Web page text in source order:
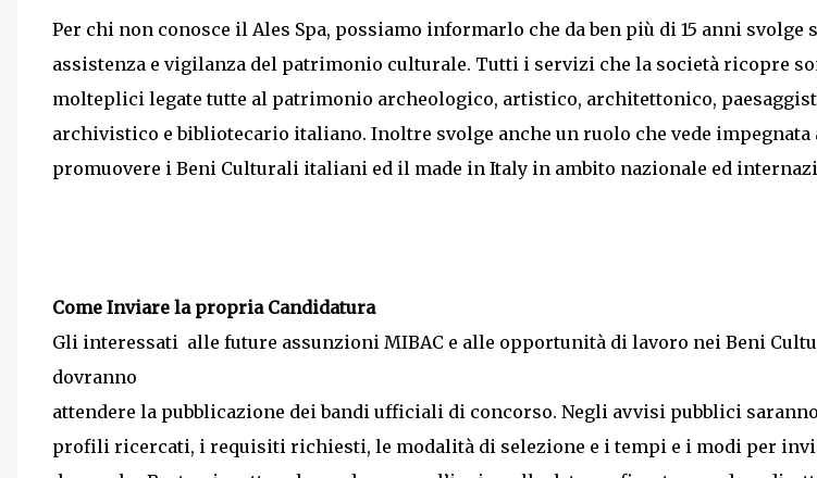
Per chi non conosce il Ales Spa, possiamo informarlo che da ben più di 15 anni svolge
assistenza e vigilanza del patrimonio culturale. Tutti i servizi che la società ricopre
molteplici legate tutte al patrimonio archeologico, artistico, architettonico,
archivistico e bibliotecario italiano. Inoltre svolge anche un ruolo che vede impegnata
promuovere i Beni Culturali italiani ed il made in Italy in ambito nazionale ed
Come Inviare la propria Candidatura
Gli interessati alle future assunzioni MIBAC e alle opportunità di lavoro nei Beni
dovranno
attendere la pubblicazione dei bandi ufficiali di concorso. Negli avvisi pubblici
profili ricercati, i requisiti richiesti, le modalità di selezione e i tempi e i modi per